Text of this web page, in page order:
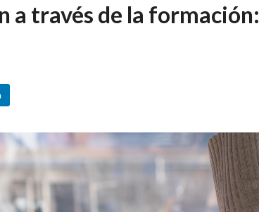
a través de la formación: